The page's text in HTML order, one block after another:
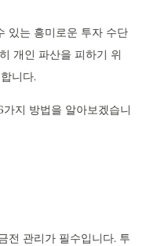
있는 흥미로운 투자 수단
개인 파산을 피하기 위
니다.
지 방법을 알아보겠습니
전 관리가 필수입니다. 투